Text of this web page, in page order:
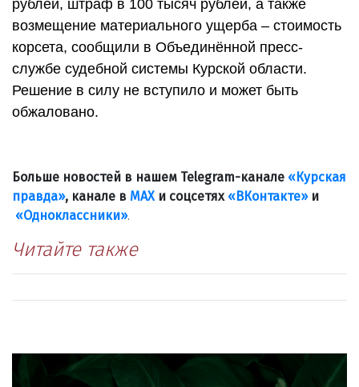
рублей, штраф в 100 тысяч рублей, а также
возмещение материального ущерба – стоимость
корсета, сообщили в Объединённой пресс-
службе судебной системы Курской области.
Решение в силу не вступило и может быть
обжаловано.
Больше новостей в нашем Telegram-канале «Курская
правда», канале в МАХи соцсетях «ВКонтакте»и
«Одноклассники».
Читайте также